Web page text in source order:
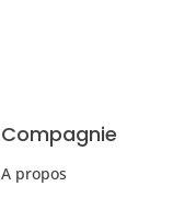
Compagnie
A propos